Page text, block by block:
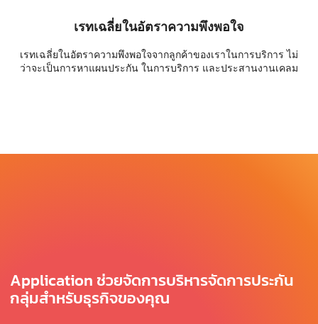
เรทเฉลี่ยในอัตราความพึงพอใจ
เรทเฉลี่ยในอัตราความพึงพอใจจากลูกค้าของเราในการบริการ ไม่
ว่าจะเป็นการหาแผนประกัน ในการบริการ และประสานงานเคลม
Application ช่วยจัดการบริหารจัดการประกัน
กลุ่มสำหรับธุรกิจของคุณ